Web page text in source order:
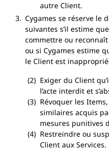
autre Client.
Cygames se réserve le
suivantes s’il estime
commettre ou
ou si Cygames estime
le Client est
Exiger du Client
l’acte interdit et
Révoquer les
similaires acquis
mesures punitives
Restreindre ou
Client aux Services.